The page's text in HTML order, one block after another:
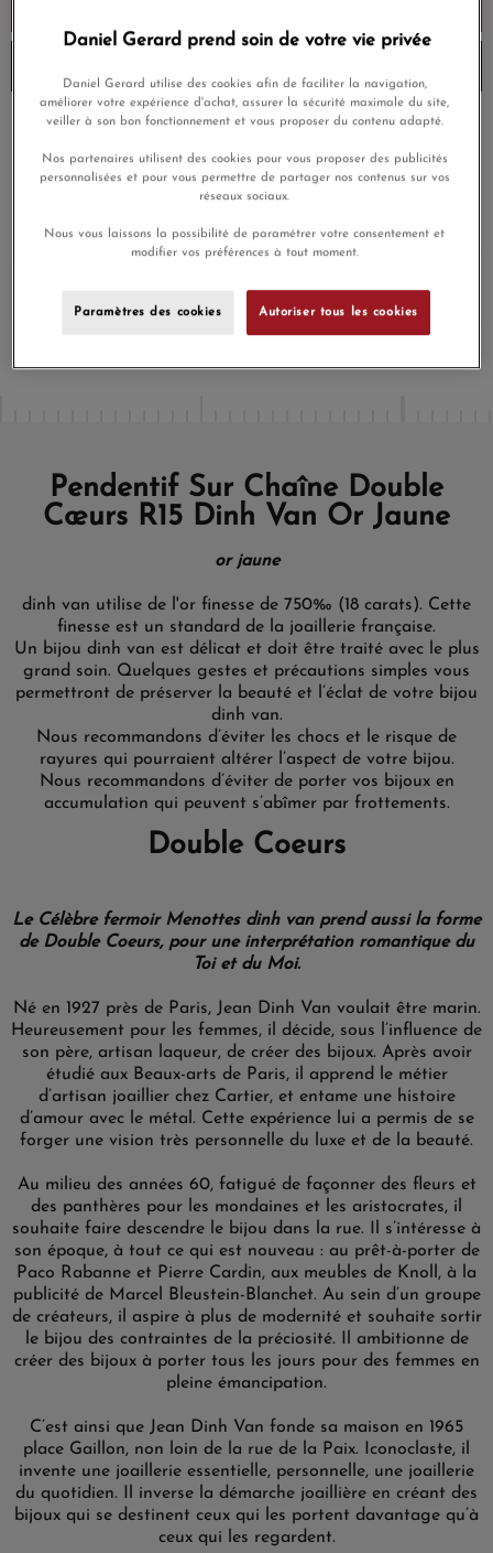
Payez en 4x ou 10x
sans frais
Pendentif Sur Chaîne Double
Cœurs R15 Dinh Van Or Jaune
or jaune
dinh van utilise de l'or finesse de 750‰ (18 carats). Cette
finesse est un standard de la joaillerie française.
Un bijou dinh van est délicat et doit être traité avec le plus
grand soin. Quelques gestes et précautions simples vous
permettront de préserver la beauté et l’éclat de votre bijou
dinh van.
Nous recommandons d’éviter les chocs et le risque de
rayures qui pourraient altérer l’aspect de votre bijou.
Nous recommandons d’éviter de porter vos bijoux en
accumulation qui peuvent s’abîmer par frottements.
Double Coeurs
Le Célèbre fermoir Menottes dinh van prend aussi la forme
de Double Coeurs, pour une interprétation romantique du
Toi et du Moi.
Né en 1927 près de Paris, Jean Dinh Van voulait être marin.
Heureusement pour les femmes, il décide, sous l’influence de
son père, artisan laqueur, de créer des bijoux. Après avoir
étudié aux Beaux-arts de Paris, il apprend le métier
d’artisan joaillier chez Cartier, et entame une histoire
d’amour avec le métal. Cette expérience lui a permis de se
forger une vision très personnelle du luxe et de la beauté.
Au milieu des années 60, fatigué de façonner des fleurs et
des panthères pour les mondaines et les aristocrates, il
souhaite faire descendre le bijou dans la rue. Il s’intéresse à
son époque, à tout ce qui est nouveau : au prêt-à-porter de
Paco Rabanne et Pierre Cardin, aux meubles de Knoll, à la
publicité de Marcel Bleustein-Blanchet. Au sein d’un groupe
de créateurs, il aspire à plus de modernité et souhaite sortir
le bijou des contraintes de la préciosité. Il ambitionne de
créer des bijoux à porter tous les jours pour des femmes en
pleine émancipation.
C’est ainsi que Jean Dinh Van fonde sa maison en 1965
place Gaillon, non loin de la rue de la Paix. Iconoclaste, il
invente une joaillerie essentielle, personnelle, une joaillerie
du quotidien. Il inverse la démarche joaillière en créant des
bijoux qui se destinent ceux qui les portent davantage qu’à
ceux qui les regardent.
Daniel Gerard prend soin de votre vie privée
Daniel Gerard utilise des cookies afin de faciliter la navigation,
améliorer votre expérience d'achat, assurer la sécurité maximale du site,
veiller à son bon fonctionnement et vous proposer du contenu adapté.
Nos partenaires utilisent des cookies pour vous proposer des publicités
personnalisées et pour vous permettre de partager nos contenus sur vos
réseaux sociaux.
Nous vous laissons la possibilité de paramétrer votre consentement et
modifier vos préférences à tout moment.
Paramètres des cookies Autoriser tous les cookies